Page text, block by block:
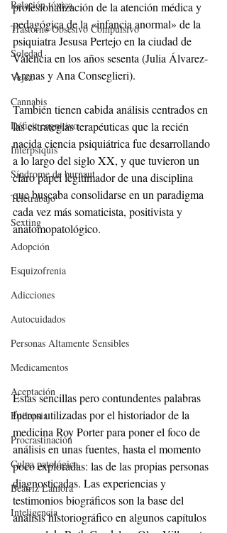
Relación tóxica
Trastorno Obsesivo Compulsivo
Soledad
Vejez
Cannabis
Déficit cognitivo
Interpsiquis
Síndrome de burnaut
Teletrabajo
Sexting
Adopción
Esquizofrenia
Adicciones
Autocuidados
Personas Altamente Sensibles
Medicamentos
Aceptación
Epilepsia
Procrastinación
Culpa patológica
Beatriz Lamora
Inteligencia
profesionalización de la atención médica y
pedagógica de la «infancia anormal» de la
psiquiatra Jesusa Pertejo en la ciudad de
Valencia en los años sesenta (Julia Álvarez-
Arenas y Ana Conseglieri).
También tienen cabida análisis centrados en
las estrategias terapéuticas que la recién
nacida ciencia psiquiátrica fue desarrollando
a lo largo del siglo XX, y que tuvieron un
claro papel legitimador de una disciplina
que buscaba consolidarse en un paradigma
cada vez más somaticista, positivista y
anatomopatológico.
Estas sencillas pero contundentes palabras
fueron utilizadas por el historiador de la
medicina Roy Porter para poner el foco de
análisis en unas fuentes, hasta el momento
poco exploradas: las de las propias personas
diagnosticadas. Las experiencias y
testimonios biográficos son la base del
análisis historiográfico en algunos capítulos